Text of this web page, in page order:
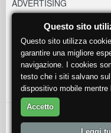
ADVERTISING
EVENTI
eventi@doctorwine.it
© 2018DoctorWine.
Questo sito
Questo sito utilizza
garantire una migliore
navigazione. I cookies
testo che i siti salvano
dispositivo mobile mentre
Accetto